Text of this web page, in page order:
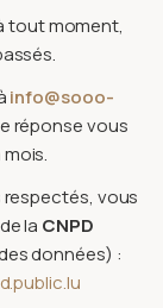
tout moment,
info@sooo-
réponse vous
vous
la CNPD
données) :